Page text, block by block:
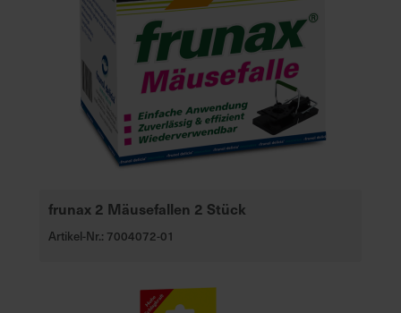
frunax 2 Mäusefallen 2 Stück
Artikel-Nr.: 7004072-01